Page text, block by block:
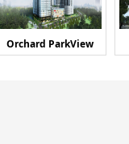
Orchard ParkView